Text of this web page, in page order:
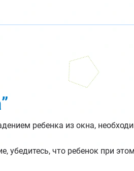
ребенка из окна,
убедитесь, что ребенок при